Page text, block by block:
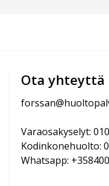
Ota yhteyttä
Varaosakyselyt:
Kodinkonehuolto:
Whatsapp: